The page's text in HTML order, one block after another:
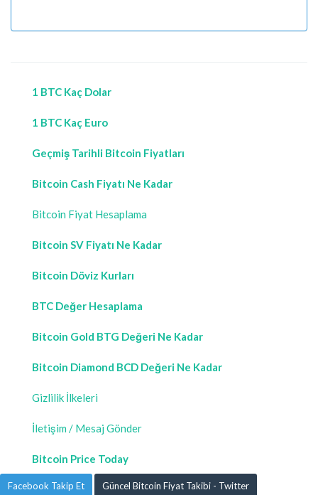
1 BTC Kaç Dolar
1 BTC Kaç Euro
Geçmiş Tarihli Bitcoin Fiyatları
Bitcoin Cash Fiyatı Ne Kadar
Bitcoin Fiyat Hesaplama
Bitcoin SV Fiyatı Ne Kadar
Bitcoin Döviz Kurları
BTC Değer Hesaplama
Bitcoin Gold BTG Değeri Ne Kadar
Bitcoin Diamond BCD Değeri Ne Kadar
Gizlilik İlkeleri
İletişim / Mesaj Gönder
Bitcoin Price Today
Facebook Takip Et Güncel Bitcoin Fiyat Takibi - Twitter